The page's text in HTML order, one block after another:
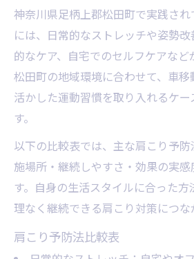
神奈川県足柄上郡松田町で実践さ
には、日常的なストレッチや姿勢
的なケア、自宅でのセルフケアなど
松田町の地域環境に合わせて、車
活かした運動習慣を取り入れるケー
す。
以下の比較表では、主な肩こり予
施場所・継続しやすさ・効果の実
す。自身の生活スタイルに合った
理なく継続できる肩こり対策につな
肩こり予防法比較表